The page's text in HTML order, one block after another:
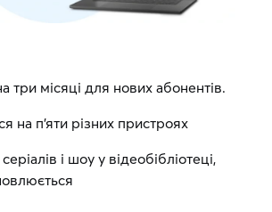
три місяці для нових абонентів.
на п'яти різних пристроях
і шоу у відеобібліотеці,